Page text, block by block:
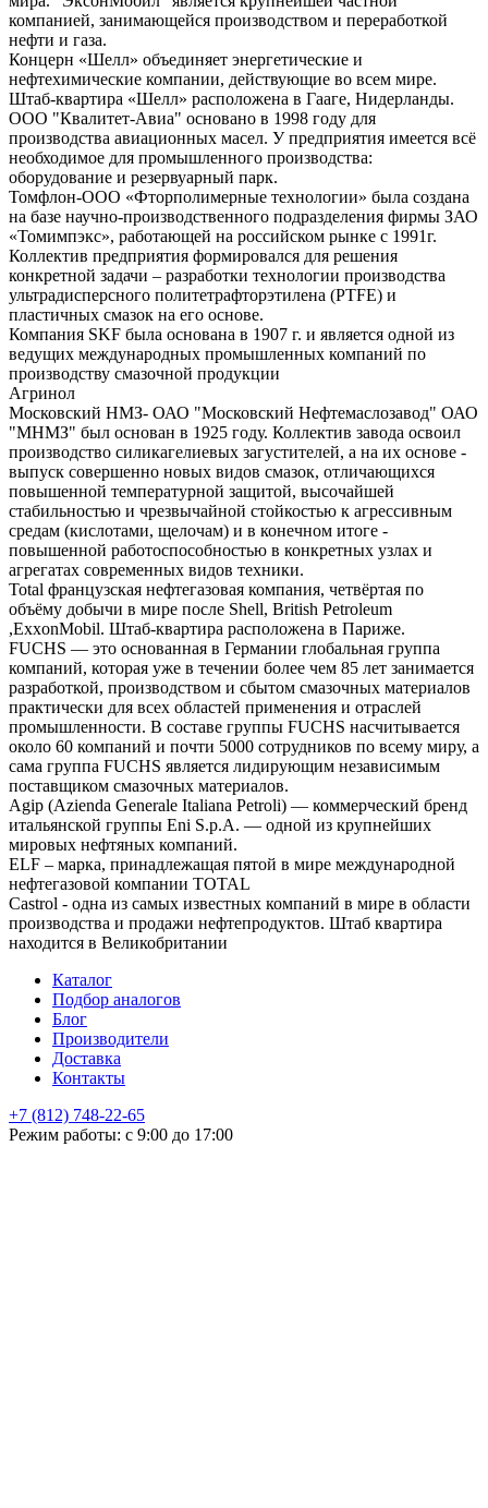
компанией, занимающейся производством и переработкой
нефти и газа.
Концерн «Шелл» объединяет энергетические и
нефтехимические компании, действующие во всем мире.
Штаб-квартира «Шелл» расположена в Гааге, Нидерланды.
ООО "Квалитет-Авиа" основано в 1998 году для
производства авиационных масел. У предприятия имеется всё
необходимое для промышленного производства:
оборудование и резервуарный парк.
Томфлон-ООО «Фторполимерные технологии» была создана
на базе научно-производственного подразделения фирмы ЗАО
«Томимпэкс», работающей на российском рынке с 1991г.
Коллектив предприятия формировался для решения
конкретной задачи – разработки технологии производства
ультрадисперсного политетрафторэтилена (PTFE) и
пластичных смазок на его основе.
Компания SKF была основана в 1907 г. и является одной из
ведущих международных промышленных компаний по
производству смазочной продукции
Агринол
Московский НМЗ- ОАО "Московский Нефтемаслозавод" ОАО
"МНМЗ" был основан в 1925 году. Коллектив завода освоил
производство силикагелиевых загустителей, а на их основе -
выпуск совершенно новых видов смазок, отличающихся
повышенной температурной защитой, высочайшей
стабильностью и чрезвычайной стойкостью к агрессивным
средам (кислотами, щелочам) и в конечном итоге -
повышенной работоспособностью в конкретных узлах и
агрегатах современных видов техники.
Total французская нефтегазовая компания, четвёртая по
объёму добычи в мире после Shell, British Petroleum
,ExxonMobil. Штаб-квартира расположена в Париже.
FUCHS — это основанная в Германии глобальная группа
компаний, которая уже в течении более чем 85 лет занимается
разработкой, производством и сбытом смазочных материалов
практически для всех областей применения и отраслей
промышленности. В составе группы FUCHS насчитывается
около 60 компаний и почти 5000 сотрудников по всему миру, а
сама группа FUCHS является лидирующим независимым
поставщиком смазочных материалов.
Agip (Azienda Generale Italiana Petroli) — коммерческий бренд
итальянской группы Eni S.p.A. — одной из крупнейших
мировых нефтяных компаний.
ELF – марка, принадлежащая пятой в мире международной
нефтегазовой компании TOTAL
Castrol - одна из самых известных компаний в мире в области
производства и продажи нефтепродуктов. Штаб квартира
находится в Великобритании
Каталог
Подбор аналогов
Блог
Производители
Доставка
Контакты
+7 (812) 748-22-65
Режим работы: с 9:00 до 17:00
НЕ НАШЛИ ЧТО ИСКАЛИ